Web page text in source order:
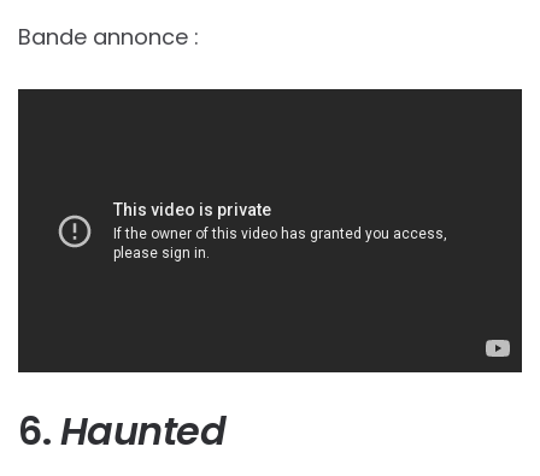
Bande annonce :
6.Haunted